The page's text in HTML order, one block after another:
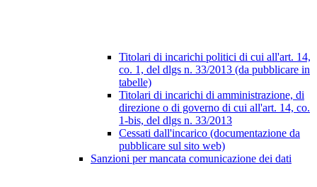
Titolari di incarichi politici di cui all'art. 14,
co. 1, del dlgs n. 33/2013 (da pubblicare in
tabelle)
Titolari di incarichi di amministrazione, di
direzione o di governo di cui all'art. 14, co.
1-bis, del dlgs n. 33/2013
Cessati dall'incarico (documentazione da
pubblicare sul sito web)
Sanzioni per mancata comunicazione dei dati